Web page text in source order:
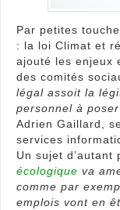
Par petites
: la loi Climat et
ajouté les enjeux
des comités
légal assoit la
personnel à
Adrien Gaillard,
services
Un sujet d’autant
écologique va
comme par
emplois vont en